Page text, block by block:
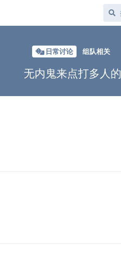
日常讨论 组队相关
无内鬼来点打多人的